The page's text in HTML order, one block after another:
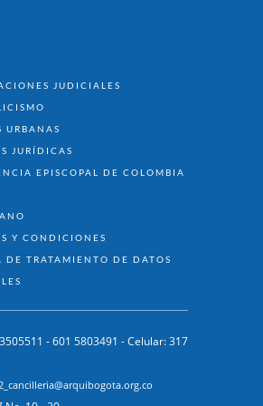
JUDICIALES
URBANAS
JURÍDICAS
EPISCOPAL DE COLOMBIA
Y CONDICIONES
DE TRATAMIENTO DE DATOS
- 601 5803491 - Celular: 317